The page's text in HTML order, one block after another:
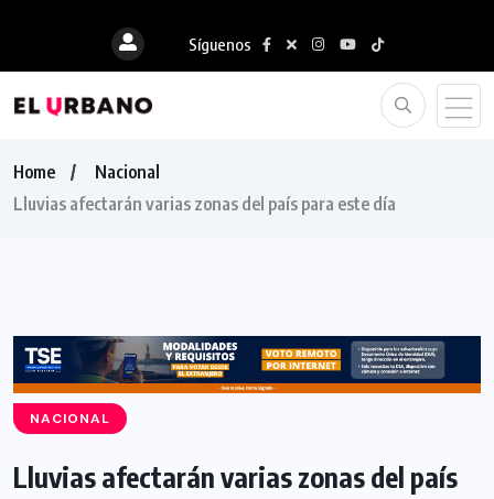
Síguenos
Home
Nacional
Lluvias afectarán varias zonas del país para este día
NACIONAL
Lluvias afectarán varias zonas del país